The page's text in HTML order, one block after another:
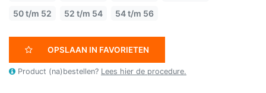
50 t/m 52
52 t/m 54 54 t/m 56
OPSLAAN IN FAVORIETEN
Product (na)bestellen? Lees hier de procedure.